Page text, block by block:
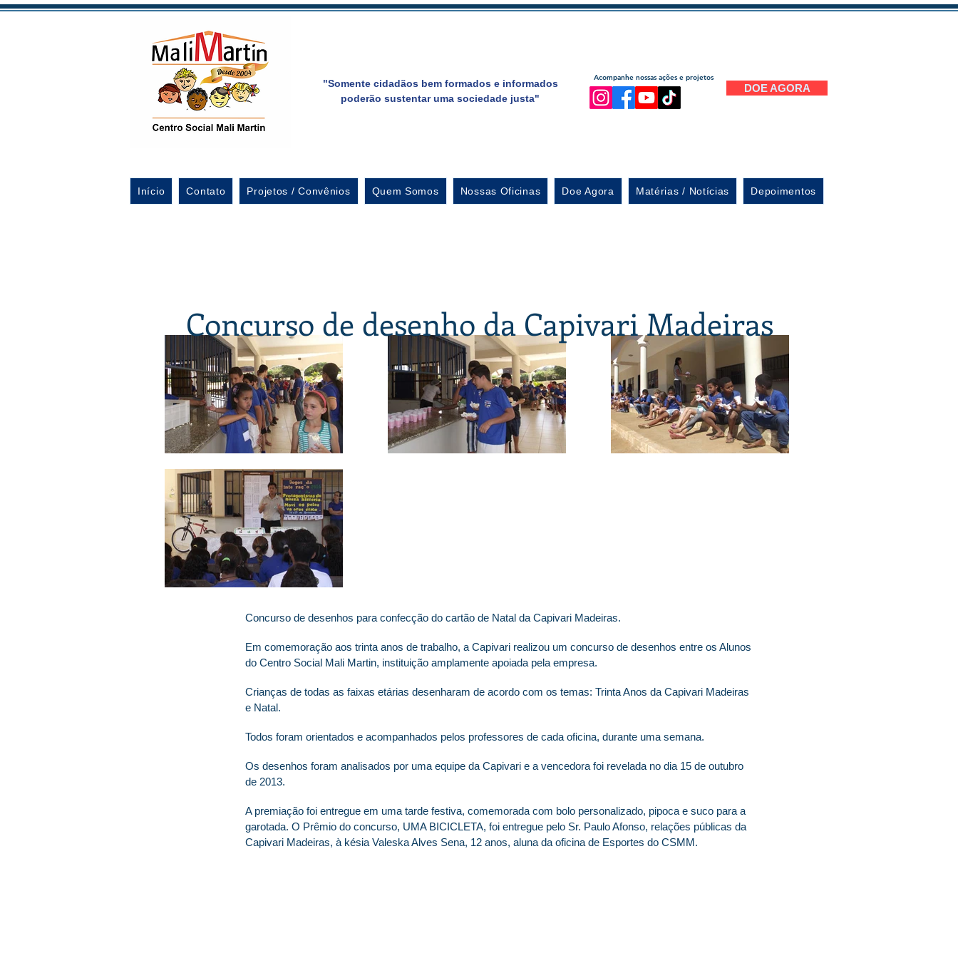
"Somente cidadãos bem formados e informados
poderão sustentar uma sociedade justa"
Acompanhe nossas ações e projetos
DOE AGORA
Início Contato Projetos / Convênios Quem Somos Nossas Oficinas Doe Agora Matérias / Notícias Depoimentos
Concurso de desenho da Capivari Madeiras
Concurso de desenhos para confecção do cartão de Natal da Capivari Madeiras.
Em comemoração aos trinta anos de trabalho, a Capivari realizou um concurso de desenhos entre os Alunos
do Centro Social Mali Martin, instituição amplamente apoiada pela empresa.
Crianças de todas as faixas etárias desenharam de acordo com os temas: Trinta Anos da Capivari Madeiras
e Natal.
Todos foram orientados e acompanhados pelos professores de cada oficina, durante uma semana.
Os desenhos foram analisados por uma equipe da Capivari e a vencedora foi revelada no dia 15 de outubro
de 2013.
A premiação foi entregue em uma tarde festiva, comemorada com bolo personalizado, pipoca e suco para a
garotada. O Prêmio do concurso, UMA BICICLETA, foi entregue pelo Sr. Paulo Afonso, relações públicas da
Capivari Madeiras, à késia Valeska Alves Sena, 12 anos, aluna da oficina de Esportes do CSMM.